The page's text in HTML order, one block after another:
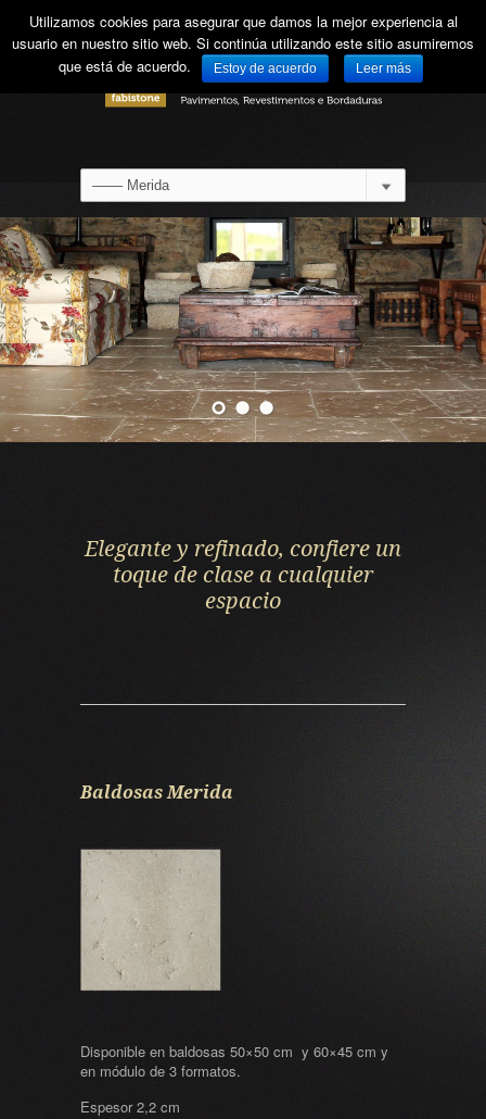
Elegante y refinado, confiere un
toque de clase a cualquier
espacio
Baldosas Merida
Disponible en baldosas 50×50 cm y 60×45 cm y
en módulo de 3 formatos.
Espesor 2,2 cm
Utilizamos cookies para asegurar que damos la mejor experiencia al
usuario en nuestro sitio web. Si continúa utilizando este sitio asumiremos
que está de acuerdo.
Estoy de acuerdo Leer más